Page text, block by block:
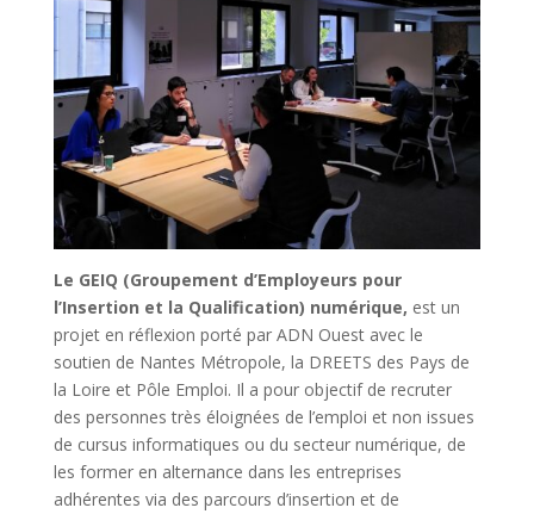
Le GEIQ (Groupement d’Employeurs pour
l’Insertion et la Qualification) numérique, est un
projet en réflexion porté par ADN Ouest avec le
soutien de Nantes Métropole, la DREETS des Pays de
la Loire et Pôle Emploi. Il a pour objectif de recruter
des personnes très éloignées de l’emploi et non issues
de cursus informatiques ou du secteur numérique, de
les former en alternance dans les entreprises
adhérentes via des parcours d’insertion et de